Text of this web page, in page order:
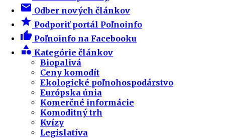
email Odber nových článkov
star Podporiť portál Poľnoinfo
thumb_up Poľnoinfo na Facebooku
category Kategórie článkov
Biopalivá
Ceny komodít
Ekologické poľnohospodárstvo
Európska únia
Komerčné informácie
Komoditný trh
Kvízy
Legislatíva